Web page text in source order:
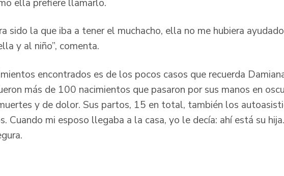
ella prefiere llamarlo.
sido la que iba a tener el muchacho, ella no me hubiera
y al niño”, comenta.
encontrados es de los pocos casos que recuerda
más de 100 nacimientos que pasaron por sus manos en
y de dolor. Sus partos, 15 en total, también los
Cuando mi esposo llegaba a la casa, yo le decía: ahí está su